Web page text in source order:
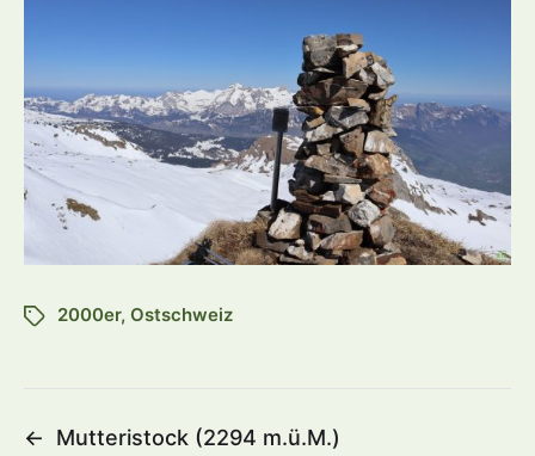
2000er, Ostschweiz
←
Mutteristock (2294 m.ü.M.)